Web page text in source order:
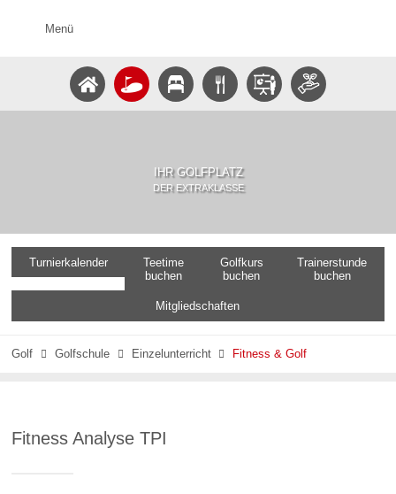
Menü
IHR GOLFPLATZ
DER EXTRAKLASSE
Turnierkalender
Teetime
buchen
Golfkurs
buchen
Trainerstunde
buchen
Mitgliedschaften
Golf  Golfschule  Einzelunterricht  Fitness & Golf
Fitness Analyse TPI